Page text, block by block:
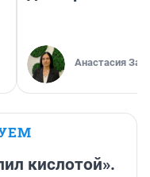
Анастасия
кислотой».